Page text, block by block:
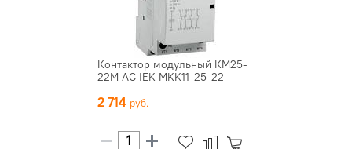
Контактор модульный КМ25-
22М AC IEK MKK11-25-22
2 714